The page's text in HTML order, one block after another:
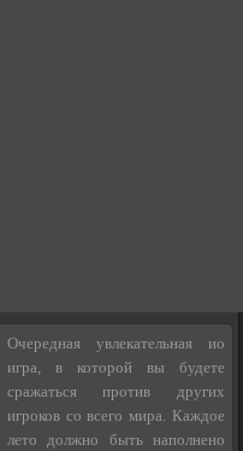
Очередная увлекательная ио
игра, в которой вы будете
сражаться против других
игроков со всего мира. Каждое
лето должно быть наполнено